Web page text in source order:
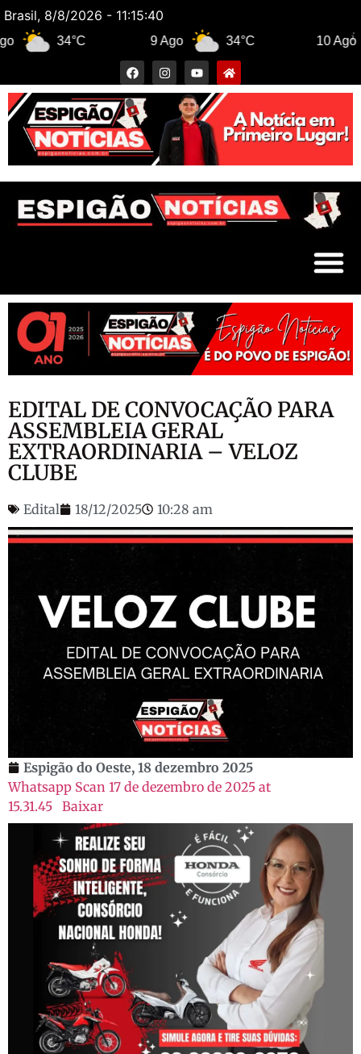
Brasil, 8/8/2026 - 11:15:40
34°C 9 Ago 34°C 10 Ago
EDITAL DE CONVOCAÇÃO PARA
ASSEMBLEIA GERAL
EXTRAORDINARIA – VELOZ
CLUBE
Edital 18/12/2025 10:28 am
Espigão do Oeste, 18 dezembro 2025
Whatsapp Scan 17 de dezembro de 2025 at
15.31.45 Baixar